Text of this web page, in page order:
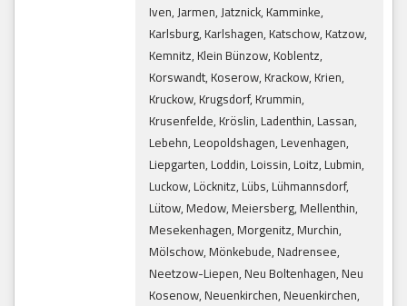
Iven, Jarmen, Jatznick, Kamminke,
Karlsburg, Karlshagen, Katschow, Katzow,
Kemnitz, Klein Bünzow, Koblentz,
Korswandt, Koserow, Krackow, Krien,
Kruckow, Krugsdorf, Krummin,
Krusenfelde, Kröslin, Ladenthin, Lassan,
Lebehn, Leopoldshagen, Levenhagen,
Liepgarten, Loddin, Loissin, Loitz, Lubmin,
Luckow, Löcknitz, Lübs, Lühmannsdorf,
Lütow, Medow, Meiersberg, Mellenthin,
Mesekenhagen, Morgenitz, Murchin,
Mölschow, Mönkebude, Nadrensee,
Neetzow-Liepen, Neu Boltenhagen, Neu
Kosenow, Neuenkirchen, Neuenkirchen,